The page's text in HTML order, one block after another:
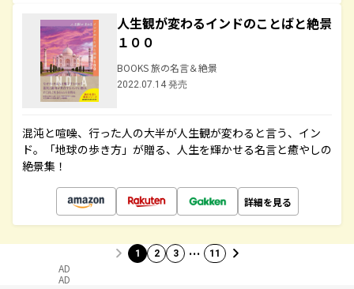
人生観が変わるインドのことばと絶景
１００
BOOKS 旅の名言＆絶景
2022.07.14 発売
混沌と喧噪、行った人の大半が人生観が変わると言う、イン
ド。「地球の歩き方」が贈る、人生を輝かせる名言と癒やしの
絶景集！
詳細を見る
1 2 3 … 11
AD
AD